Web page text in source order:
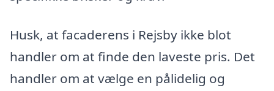
Husk, at facaderens i Rejsby ikke blot
handler om at finde den laveste pris. Det
handler om at vælge en pålidelig og